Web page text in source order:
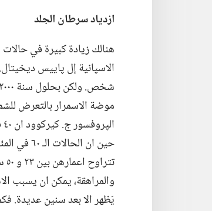
ازدياد سرطان الجلد
هنالك زيادة كبيرة في حالات
الاسپانية إل پاييس ديخيتال‏.‏
موضة الاسمرار بالتعرض
حين ان
والمراهقة،‏ يمكن ان يسبب
يَظهر الا بعد سنين عديدة.‏